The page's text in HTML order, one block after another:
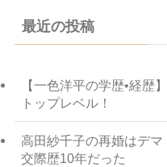
最近の投稿
【一色洋平の学歴•経歴
トップレベル！
高田紗千子の再婚はデ
交際歴10年だった